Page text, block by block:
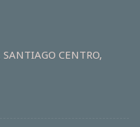
CENTRO,